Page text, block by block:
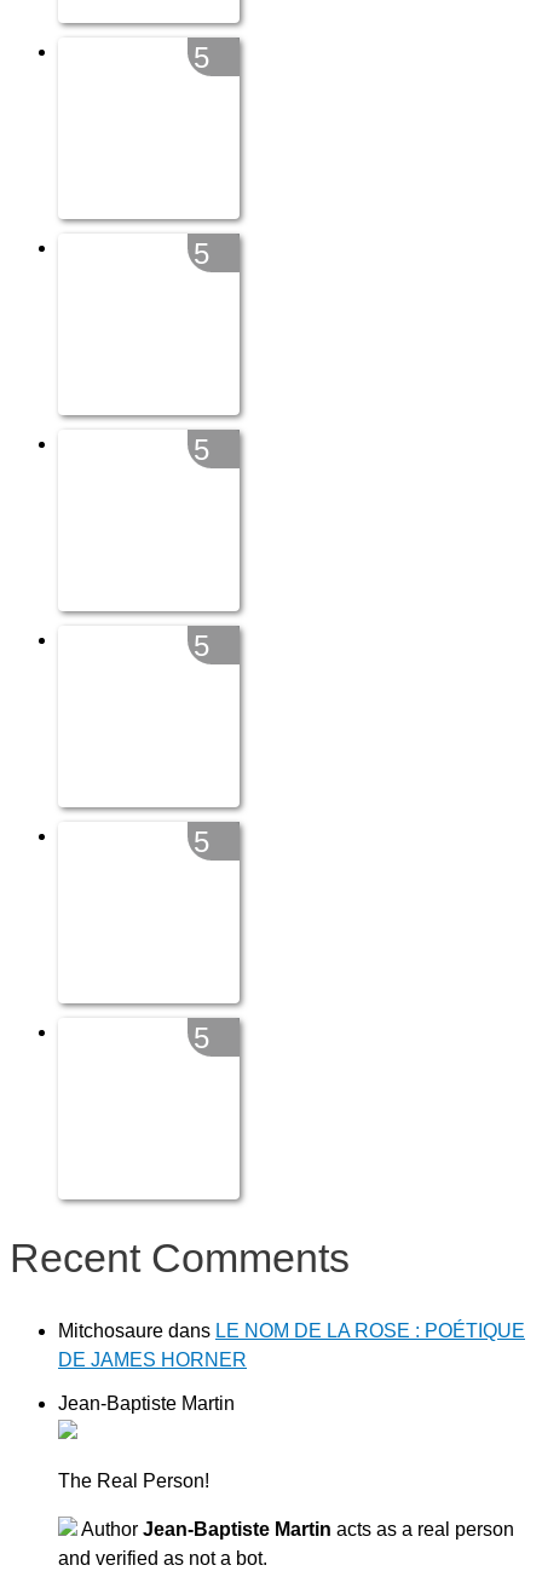
5
5
5
5
5
5
Recent Comments
Mitchosaure dans LE NOM DE LA ROSE : POÉTIQUE
DE JAMES HORNER
Jean-Baptiste Martin
The Real Person!
Author Jean-Baptiste Martin acts as a real person
and verified as not a bot.